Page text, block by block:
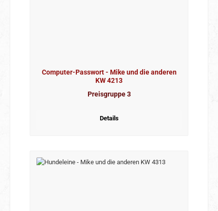
Computer-Passwort - Mike und die anderen
KW 4213
Preisgruppe 3
Details